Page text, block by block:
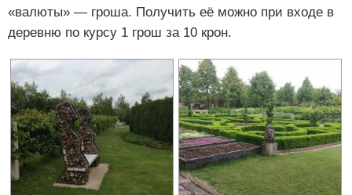
«валюты» — гроша. Получить её можно при входе в
деревню по курсу 1 грош за 10 крон.